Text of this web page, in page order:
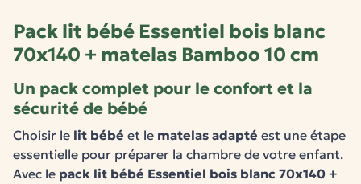
Pack lit bébé Essentiel bois blanc
70x140 + matelas Bamboo 10 cm
Un pack complet pour le confort et la
sécurité de bébé
Choisir le lit bébé et le matelas adapté est une étape
essentielle pour préparer la chambre de votre enfant.
Avec le pack lit bébé Essentiel bois blanc 70x140 +